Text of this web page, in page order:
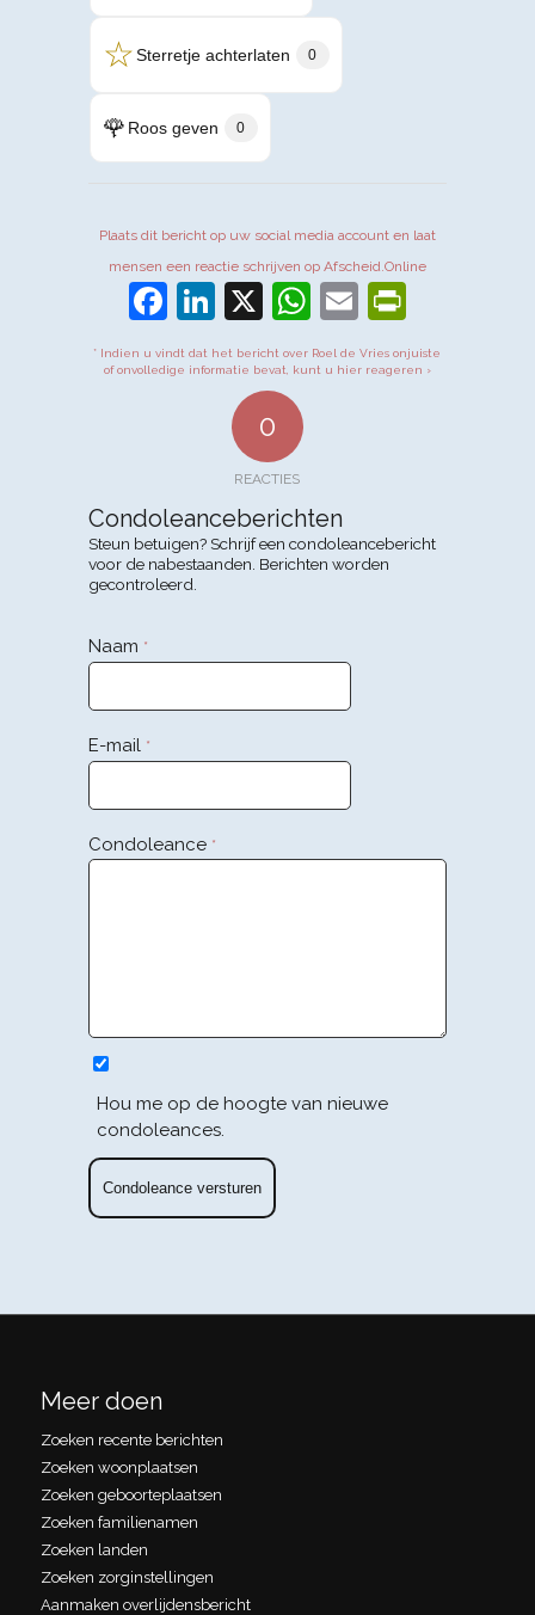
☆Sterretje achterlaten 0
🌹 Roos geven 0
Plaats dit bericht op uw social media account en laat
mensen een reactie schrijven op Afscheid.Online
Facebook
LinkedIn
X WhatsApp
Email
* Indien u vindt dat het bericht over Roel de Vries onjuiste
of onvolledige informatie bevat, kunt u hier reageren ›
0
REACTIES
Condoleanceberichten
Steun betuigen? Schrijf een condoleancebericht
voor de nabestaanden. Berichten worden
gecontroleerd.
Naam *
E-mail *
Condoleance *
Hou me op de hoogte van nieuwe
condoleances.
Meer doen
Zoeken recente berichten
Zoeken woonplaatsen
Zoeken geboorteplaatsen
Zoeken familienamen
Zoeken landen
Zoeken zorginstellingen
Aanmaken overlijdensbericht